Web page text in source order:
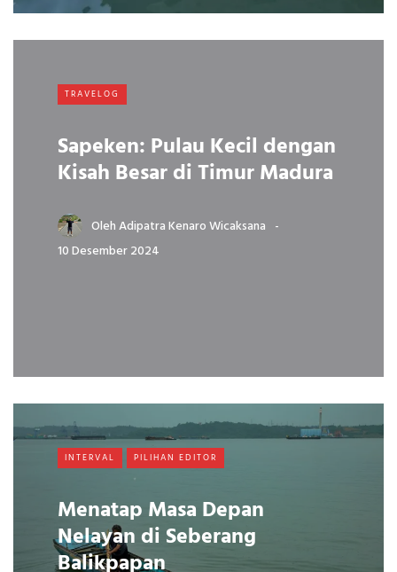
TRAVELOG
Sapeken: Pulau Kecil dengan
Kisah Besar di Timur Madura
OlehAdipatra Kenaro Wicaksana
10 Desember 2024
INTERVAL PILIHAN EDITOR
Menatap Masa Depan
Nelayan di Seberang
Balikpapan